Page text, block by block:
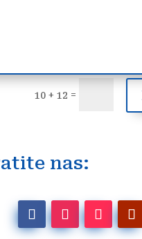
10 + 12 =
nas: